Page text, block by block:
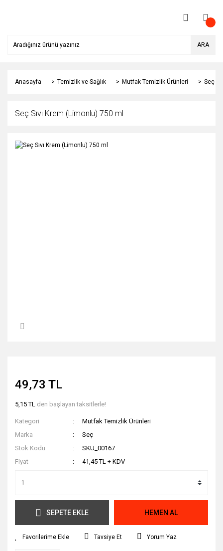
ARA
Anasayfa Temizlik ve Sağlık Mutfak Temizlik Ürünleri Seç
Seç Sıvı Krem (Limonlu) 750 ml
49,73 TL
5,15 TL den başlayan taksitlerle!
Kategori
Mutfak Temizlik Ürünleri
Marka
Seç
Stok Kodu
SKU_00167
Fiyat
41,45 TL + KDV
SEPETE EKLE HEMEN AL
Tavsiye Et Yorum Yaz